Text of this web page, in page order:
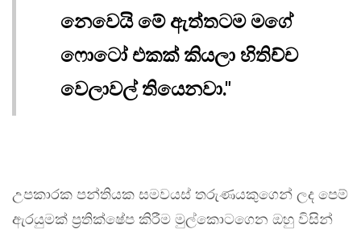
නෙවෙයි මේ ඇත්තටම මගේ
ෆොටෝ එකක් කියලා හිතිච්ච
වෙලාවල් තියෙනවා."
උපකාරක පන්තියක සමවයස් තරුණයකුගෙන් ලද පෙම්
ඇරයුමක් ප්‍රතික්ෂේප කිරීම මුල්කොටගෙන ඔහු විසින්